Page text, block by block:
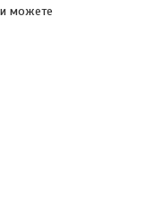
можете